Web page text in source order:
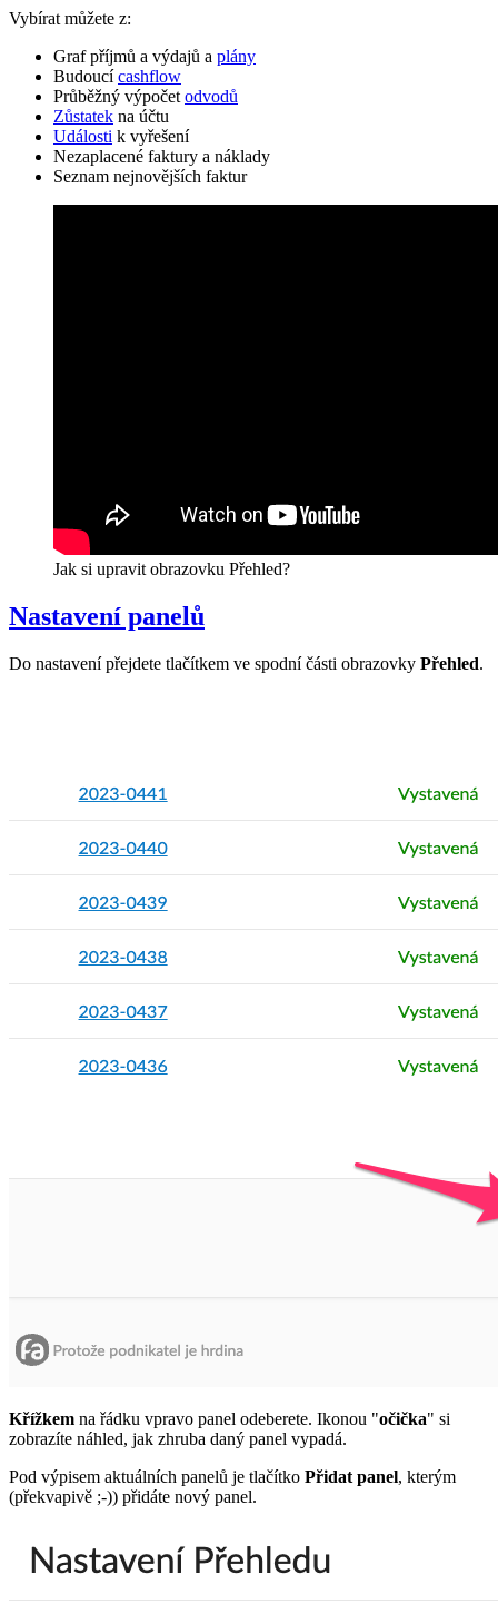
Vybírat můžete z:
Graf příjmů a výdajů a plány
Budoucí cashflow
Průběžný výpočetodvodů
Zůstatek na účtu
Události k vyřešení
Nezaplacené faktury a náklady
Seznam nejnovějších faktur
Jak si upravit obrazovku Přehled?
Nastavení panelů
Do nastavení přejdete tlačítkem ve spodní části obrazovky Přehled.
Křížkem na řádku vpravo panel odeberete. Ikonou "očička" si
zobrazíte náhled, jak zhruba daný panel vypadá.
Pod výpisem aktuálních panelů je tlačítko Přidat panel, kterým
(překvapivě ;-)) přidáte nový panel.